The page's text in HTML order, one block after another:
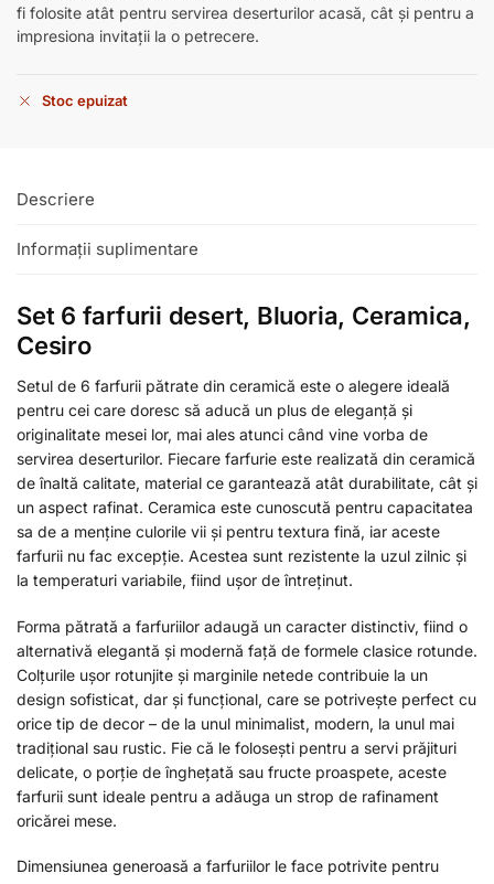
fi folosite atât pentru servirea deserturilor acasă, cât și pentru a
impresiona invitații la o petrecere.
Stoc epuizat
Descriere
Informații suplimentare
Set 6 farfurii desert, Bluoria, Ceramica,
Cesiro
Setul de 6 farfurii pătrate din ceramică este o alegere ideală
pentru cei care doresc să aducă un plus de eleganță și
originalitate mesei lor, mai ales atunci când vine vorba de
servirea deserturilor. Fiecare farfurie este realizată din ceramică
de înaltă calitate, material ce garantează atât durabilitate, cât și
un aspect rafinat. Ceramica este cunoscută pentru capacitatea
sa de a menține culorile vii și pentru textura fină, iar aceste
farfurii nu fac excepție. Acestea sunt rezistente la uzul zilnic și
la temperaturi variabile, fiind ușor de întreținut.
Forma pătrată a farfuriilor adaugă un caracter distinctiv, fiind o
alternativă elegantă și modernă față de formele clasice rotunde.
Colțurile ușor rotunjite și marginile netede contribuie la un
design sofisticat, dar și funcțional, care se potrivește perfect cu
orice tip de decor – de la unul minimalist, modern, la unul mai
tradițional sau rustic. Fie că le folosești pentru a servi prăjituri
delicate, o porție de înghețată sau fructe proaspete, aceste
farfurii sunt ideale pentru a adăuga un strop de rafinament
oricărei mese.
Dimensiunea generoasă a farfuriilor le face potrivite pentru